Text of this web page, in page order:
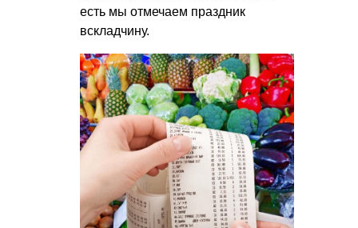
есть мы отмечаем праздник
вскладчину.